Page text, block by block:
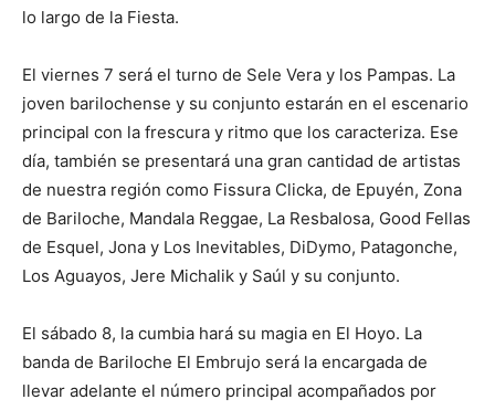
lo largo de la Fiesta.
El viernes 7 será el turno de Sele Vera y los Pampas. La
joven barilochense y su conjunto estarán en el escenario
principal con la frescura y ritmo que los caracteriza. Ese
día, también se presentará una gran cantidad de artistas
de nuestra región como Fissura Clicka, de Epuyén, Zona
de Bariloche, Mandala Reggae, La Resbalosa, Good Fellas
de Esquel, Jona y Los Inevitables, DiDymo, Patagonche,
Los Aguayos, Jere Michalik y Saúl y su conjunto.
El sábado 8, la cumbia hará su magia en El Hoyo. La
banda de Bariloche El Embrujo será la encargada de
llevar adelante el número principal acompañados por